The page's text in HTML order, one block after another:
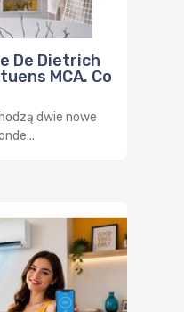
De Dietrich
MCA. Co
dwie nowe